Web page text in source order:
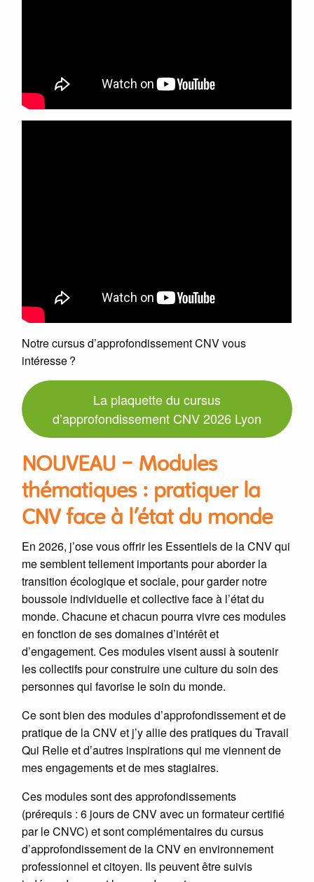
Notre cursus d’approfondissement CNV vous
intéresse ?
La plaquette du cursus
d’approfondissement CNV 2026 Lyon
NOUVEAU – Modules
thématiques : pratiquer la
CNV face à l’état du monde
En 2026, j’ose vous offrir les Essentiels de la CNV qui
me semblent tellement importants pour aborder la
transition écologique et sociale, pour garder notre
boussole individuelle et collective face à l’état du
monde. Chacune et chacun pourra vivre ces modules
en fonction de ses domaines d’intérêt et
d’engagement. Ces modules visent aussi à soutenir
les collectifs pour construire une culture du soin des
personnes qui favorise le soin du monde.
Ce sont bien des modules d’approfondissement et de
pratique de la CNV et j’y allie des pratiques du Travail
Qui Relie et d’autres inspirations qui me viennent de
mes engagements et de mes stagiaires.
Ces modules sont des approfondissements
(prérequis : 6 jours de CNV avec un formateur certifié
par le CNVC) et sont complémentaires du cursus
d’approfondissement de la CNV en environnement
professionnel et citoyen. Ils peuvent être suivis